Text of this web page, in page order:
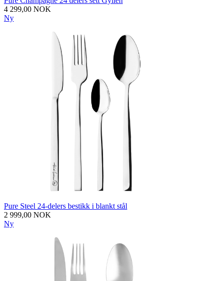
4 299,00 NOK
Ny
Pure Steel 24-delers bestikk i blankt stål
2 999,00 NOK
Ny